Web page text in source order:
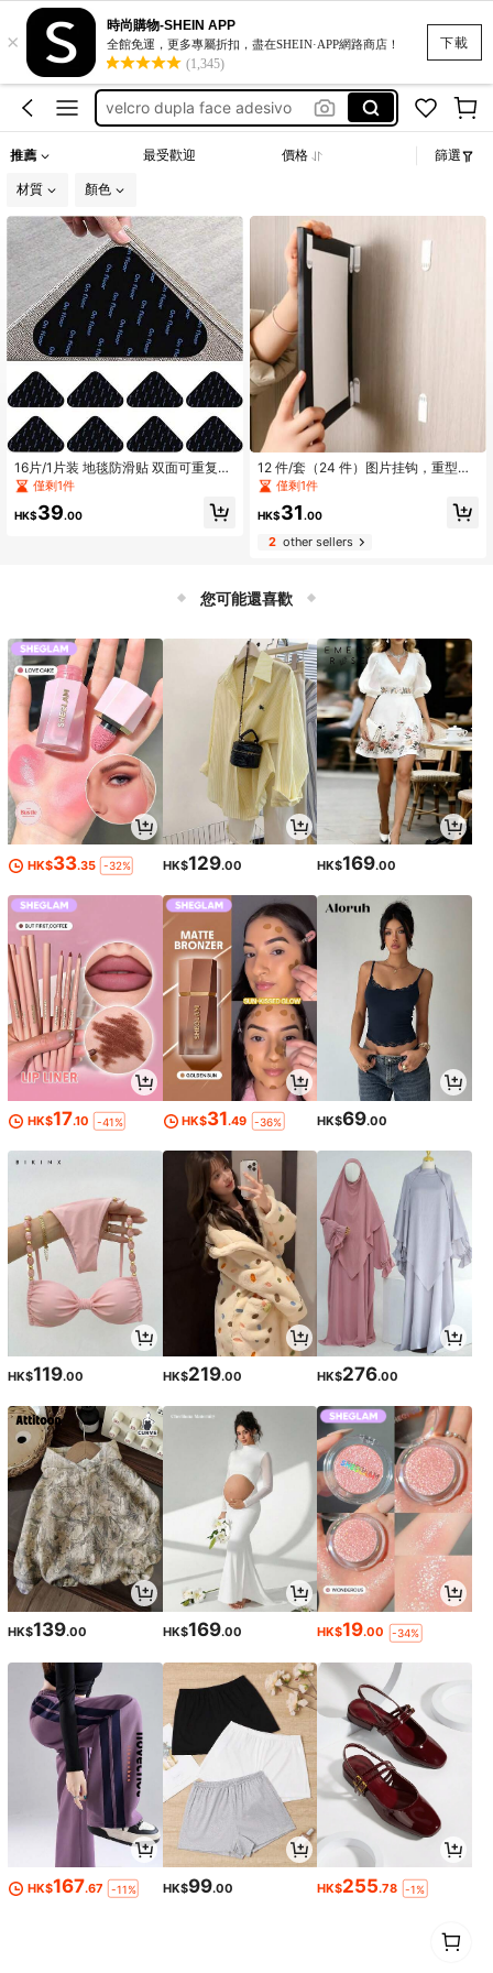
下載
×
時尚購物-SHEIN APP
全館免運，更多專屬折扣，盡在SHEIN·APP網路商店！
(1,345)
تشك تشك
velcro strips
velcro dupla face adesivo
velcro strips
推薦 最受歡迎 價格 篩選
材質 顏色
16片/1片装 地毯防滑贴 双面可重复使
用 无痕地毯柱垫 PU材质 可水洗 防滑
胶带 脚垫 固定贴，可水洗双面贴，无
胶无痕贴，地毯缓冲防移位贴
僅剩1件
HK$39.00
12 件/套（24 件）图片挂钩，重型粘
性钩环钩，强力双面钩和条，免钉粘
性墙条，可拆卸且不会损坏墙壁
僅剩1件
HK$31 .00
2other sellers
您可能還喜歡
HK$33.35 -32% HK$129.00 HK$169.00
HK$17.10 -41% HK$31.49 -36% HK$69.00
HK$119.00 HK$219.00 HK$276.00
HK$139.00 HK$169.00 HK$19.00 -34%
HK$167.67 -11% HK$99.00 HK$255.78 -1%